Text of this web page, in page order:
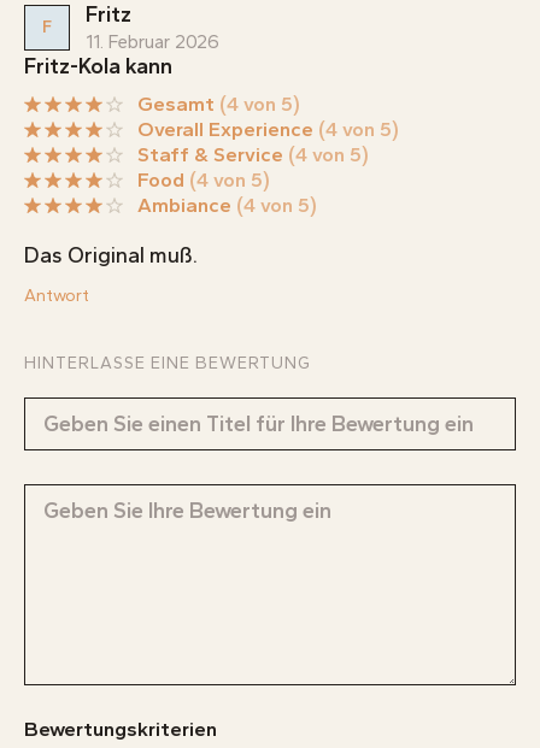
F Fritz
11. Februar 2026
Fritz-Kola kann
Gesamt (4 von 5)
Overall Experience (4 von 5)
Staff & Service (4 von 5)
Food (4 von 5)
Ambiance (4 von 5)
Das Original muß.
Antwort
HINTERLASSE EINE BEWERTUNG
Bewertungskriterien